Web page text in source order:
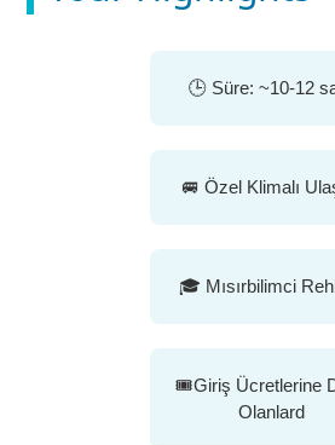
🕒 Süre: ~10-12
🚐 Özel Klimalı
🎓 Mısırbilimci
🎟️Giriş Ücretlerine
Olanlard